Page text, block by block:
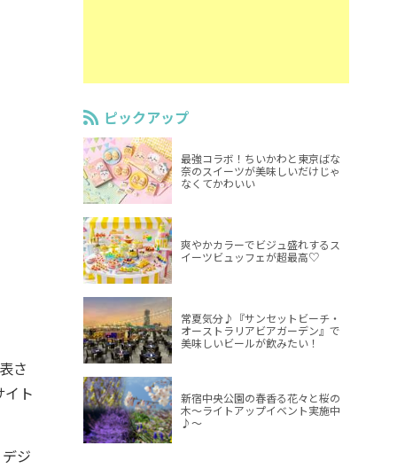
さ
ト
ジ
ピックアップ
最強コラボ！ちいかわと東京ばな
奈のスイーツが美味しいだけじゃ
なくてかわいい
爽やかカラーでビジュ盛れするス
イーツビュッフェが超最高♡
常夏気分♪『サンセットビーチ・
オーストラリアビアガーデン』で
美味しいビールが飲みたい！
新宿中央公園の春香る花々と桜の
木～ライトアップイベント実施中
♪～